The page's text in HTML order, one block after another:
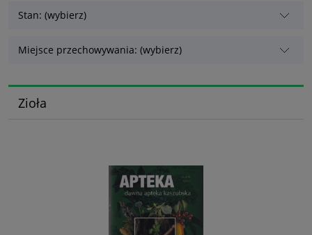
Stan: (wybierz)
Miejsce przechowywania: (wybierz)
Zioła